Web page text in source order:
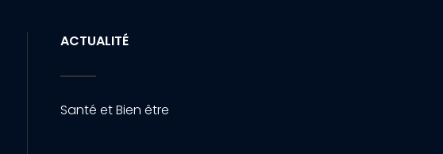
ACTUALITÉ
Santé et Bien être